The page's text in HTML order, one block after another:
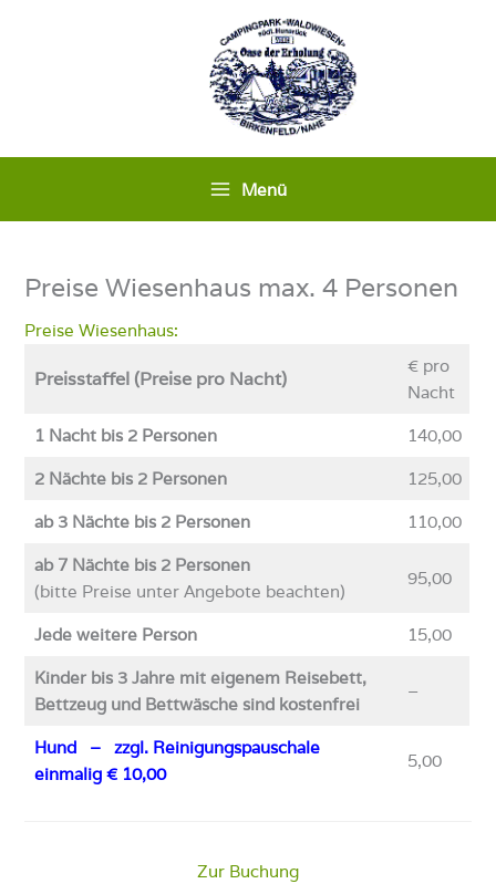
Menü
Preise Wiesenhaus max. 4 Personen
Preise Wiesenhaus:
Preisstaffel (Preise pro Nacht)
€ pro
Nacht
1 Nacht bis 2 Personen 140,00
2 Nächte bis 2 Personen 125,00
ab 3 Nächte bis 2 Personen 110,00
ab 7 Nächte bis 2 Personen
(bitte Preise unter Angebote beachten)
95,00
Jede weitere Person 15,00
Kinder bis 3 Jahre mit eigenem Reisebett,
Bettzeug und Bettwäsche sind kostenfrei
–
Hund– zzgl. Reinigungspauschale
einmalig € 10,00
5,00
Zur Buchung